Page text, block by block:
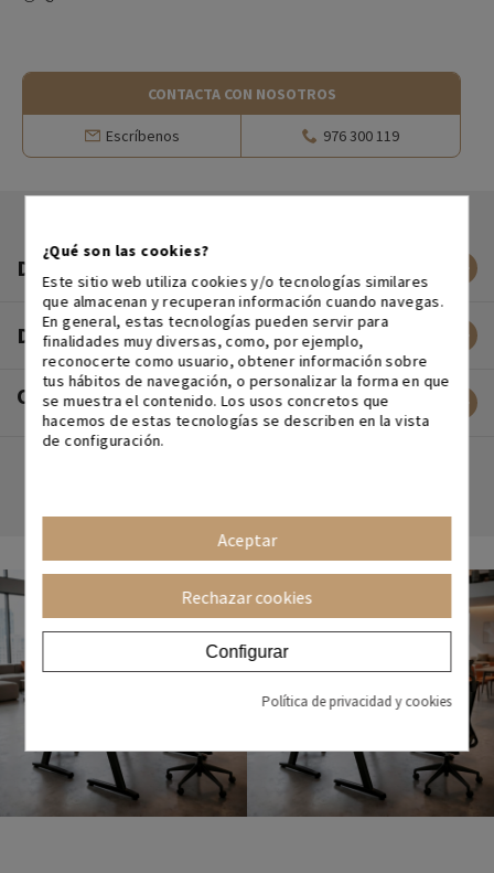
CONTACTA CON NOSOTROS
Escríbenos 976 300 119
DESCRIPCIÓN
DATOS TÉCNICOS
OPINIONES DE CLIENTES
¿Qué son las cookies?
Este sitio web utiliza cookies y/o tecnologías similares
que almacenan y recuperan información cuando navegas.
En general, estas tecnologías pueden servir para
finalidades muy diversas, como, por ejemplo,
reconocerte como usuario, obtener información sobre
tus hábitos de navegación, o personalizar la forma en que
se muestra el contenido. Los usos concretos que
hacemos de estas tecnologías se describen en la vista
de configuración.
Aceptar
Rechazar cookies
Configurar
Política de privacidad y cookies